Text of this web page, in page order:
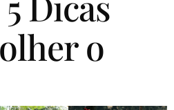
o